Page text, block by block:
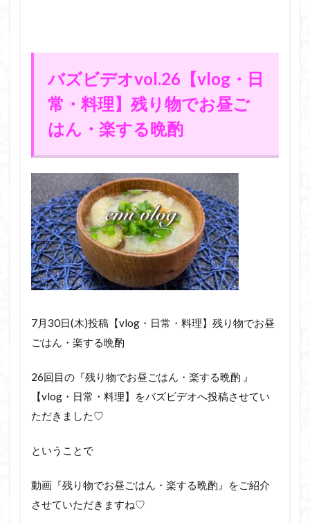
バズビデオvol.26【vlog・日
常・料理】残り物でお昼ご
はん・楽する晩酌
7月30日(木)投稿【vlog・日常・料理】残り物でお昼
ごはん・楽する晩酌
26回目の『残り物でお昼ごはん・楽する晩酌 』
【vlog・日常・料理】をバズビデオへ投稿させてい
ただきました♡
ということで
動画『残り物でお昼ごはん・楽する晩酌』をご紹介
させていただきますね♡